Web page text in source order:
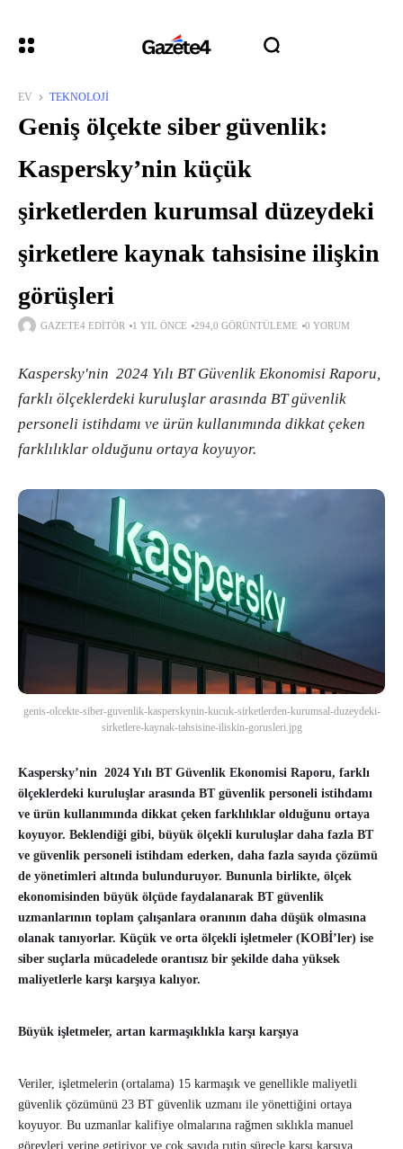
EV TEKNOLOJI
Geniş ölçekte siber güvenlik:
Kaspersky’nin küçük
şirketlerden kurumsal düzeydeki
şirketlere kaynak tahsisine ilişkin
görüşleri
GAZETE4 EDITÖR 1 YIL ÖNCE 294,0 GÖRÜNTÜLEME 0 YORUM
Kaspersky'nin 2024 Yılı BT Güvenlik Ekonomisi Raporu,
farklı ölçeklerdeki kuruluşlar arasında BT güvenlik
personeli istihdamı ve ürün kullanımında dikkat çeken
farklılıklar olduğunu ortaya koyuyor.
genis-olcekte-siber-guvenlik-kasperskynin-kucuk-sirketlerden-kurumsal-duzeydeki-
sirketlere-kaynak-tahsisine-iliskin-gorusleri.jpg
Kaspersky’nin 2024 Yılı BT Güvenlik Ekonomisi Raporu, farklı
ölçeklerdeki kuruluşlar arasında BT güvenlik personeli istihdamı
ve ürün kullanımında dikkat çeken farklılıklar olduğunu ortaya
koyuyor. Beklendiği gibi, büyük ölçekli kuruluşlar daha fazla BT
ve güvenlik personeli istihdam ederken, daha fazla sayıda çözümü
de yönetimleri altında bulunduruyor. Bununla birlikte, ölçek
ekonomisinden büyük ölçüde faydalanarak BT güvenlik
uzmanlarının toplam çalışanlara oranının daha düşük olmasına
olanak tanıyorlar. Küçük ve orta ölçekli işletmeler (KOBİ’ler) ise
siber suçlarla mücadelede orantısız bir şekilde daha yüksek
maliyetlerle karşı karşıya kalıyor.
Büyük işletmeler, artan karmaşıklıkla karşı karşıya
Veriler, işletmelerin (ortalama) 15 karmaşık ve genellikle maliyetli
güvenlik çözümünü 23 BT güvenlik uzmanı ile yönettiğini ortaya
koyuyor. Bu uzmanlar kalifiye olmalarına rağmen sıklıkla manuel
görevleri yerine getiriyor ve çok sayıda rutin süreçle karşı karşıya